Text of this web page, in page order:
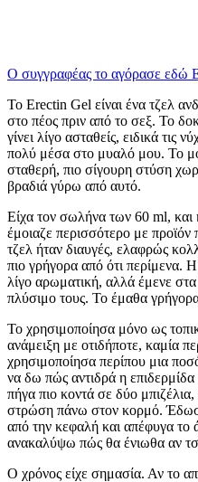
Ο συγγραφέας το αγόρασε εδώ
Το Erectin Gel είναι ένα τζελ
στο πέος πριν από το σεξ. Το
γίνει λίγο ασταθείς, ειδικά τις
πολύ μέσα στο μυαλό μου. Το
σταθερή, πιο σίγουρη στύση
βραδιά γύρω από αυτό.
Είχα τον σωλήνα των 60 ml,
έμοιαζε περισσότερο με
τζελ ήταν διαυγές, ελαφρώς
πιο γρήγορα από ότι περίμενα.
λίγο αρωματική, αλλά έμενε
πλύσιμο τους. Το έμαθα
Το χρησιμοποίησα μόνο ως
ανάμειξη με οτιδήποτε, καμία
χρησιμοποίησα περίπου μια
να δω πώς αντιδρά η
πήγα πιο κοντά σε δύο
στρώση πάνω στον κορμό.
από την κεφαλή και απέφυγα το
ανακαλύψω πώς θα ένιωθα αν
Ο χρόνος είχε σημασία. Αν το